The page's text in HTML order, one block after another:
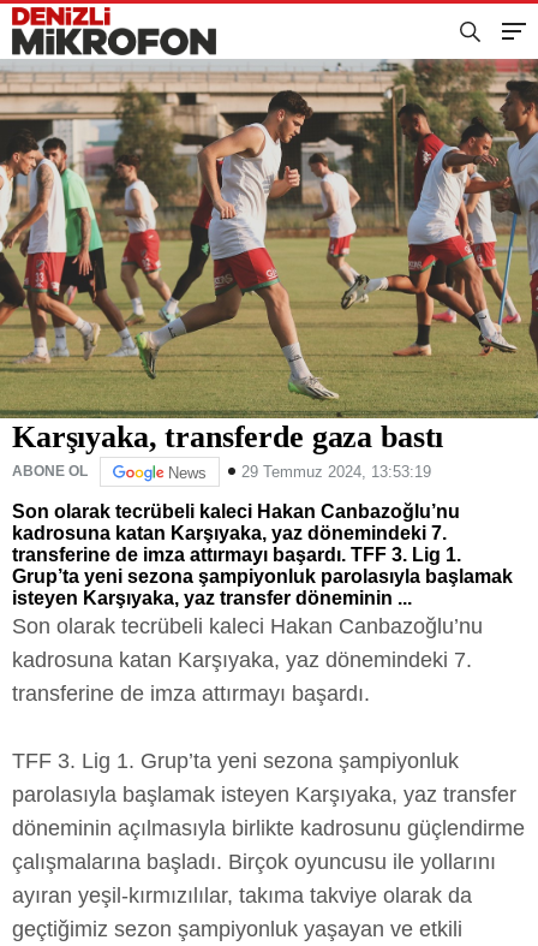
Karşıyaka, transferde gaza bastı
ABONE OL News 29 Temmuz 2024, 13:53:19
Son olarak tecrübeli kaleci Hakan Canbazoğlu’nu
kadrosuna katan Karşıyaka, yaz dönemindeki 7.
transferine de imza attırmayı başardı. TFF 3. Lig 1.
Grup’ta yeni sezona şampiyonluk parolasıyla başlamak
isteyen Karşıyaka, yaz transfer döneminin ...
Son olarak tecrübeli kaleci Hakan Canbazoğlu’nu
kadrosuna katan Karşıyaka, yaz dönemindeki 7.
transferine de imza attırmayı başardı.
TFF 3. Lig 1. Grup’ta yeni sezona şampiyonluk
parolasıyla başlamak isteyen Karşıyaka, yaz transfer
döneminin açılmasıyla birlikte kadrosunu güçlendirme
çalışmalarına başladı. Birçok oyuncusu ile yollarını
ayıran yeşil-kırmızılılar, takıma takviye olarak da
geçtiğimiz sezon şampiyonluk yaşayan ve etkili